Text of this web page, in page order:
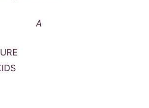
A